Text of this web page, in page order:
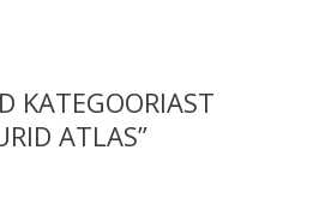
KATEGOORIAST
ATLAS”